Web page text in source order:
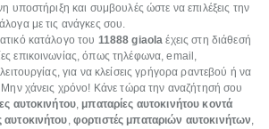
υποστήριξη και συμβουλές ώστε να επιλέξεις την
με τις ανάγκες σου.
κατάλογο του 11888 giaola έχεις στη διάθεσή
επικοινωνίας, όπως τηλέφωνα, email,
για να κλείσεις γρήγορα ραντεβού ή να
χάνεις χρόνο! Κάνε τώρα την αναζήτησή σου
αυτοκινήτου, μπαταρίες αυτοκινήτου κοντά
, φορτιστές μπαταριών αυτοκινήτων,